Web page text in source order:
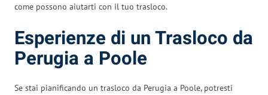
come possono aiutarti con il tuo trasloco.
Esperienze di un Trasloco da
Perugia a Poole
Se stai pianificando un trasloco da Perugia a Poole, potresti